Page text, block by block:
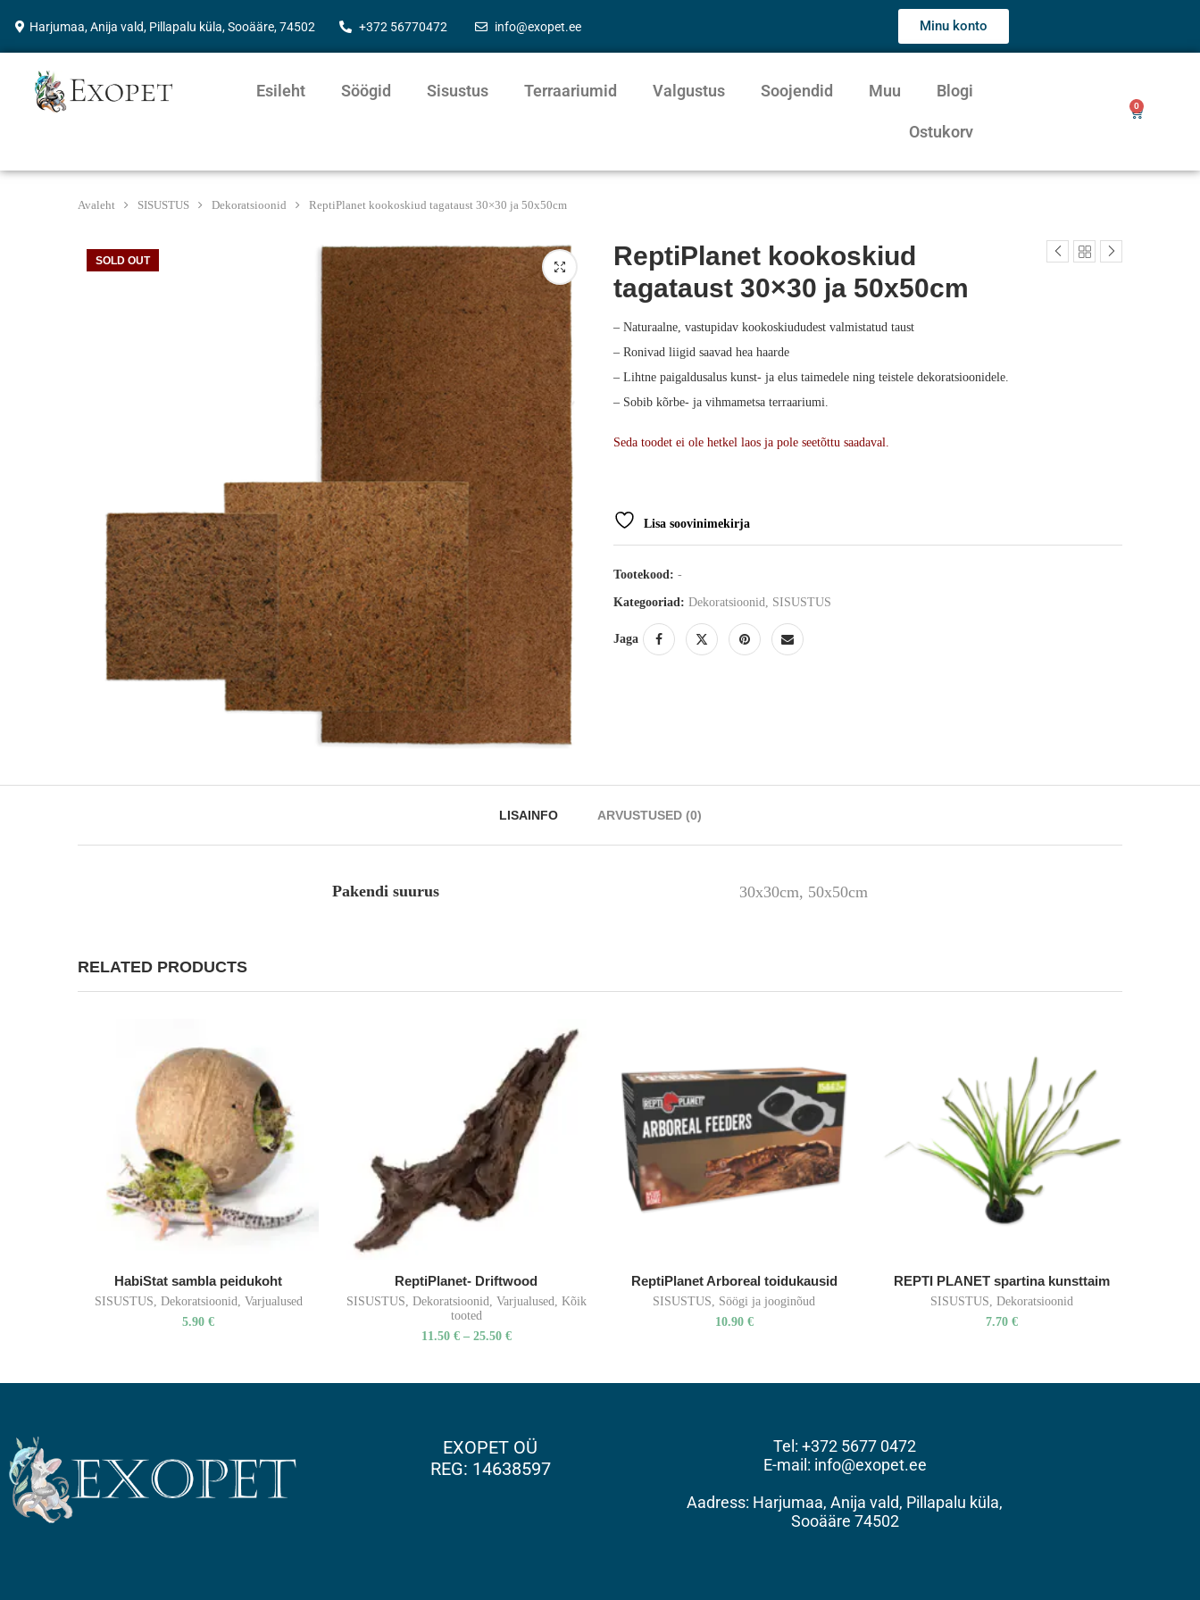
Harjumaa, Anija vald, Pillapalu küla, Sooääre, 74502 +372 56770472 info@exopet.ee Minu konto
Esileht Söögid Sisustus Terraariumid Valgustus Soojendid Muu Blogi
Ostukorv
0
Avaleht SISUSTUS Dekoratsioonid ReptiPlanet kookoskiud tagataust 30×30 ja 50x50cm
SOLD OUT
ReptiPlanet kookoskiud
tagataust 30×30 ja 50x50cm
– Naturaalne, vastupidav kookoskiududest valmistatud taust
– Ronivad liigid saavad hea haarde
– Lihtne paigaldusalus kunst- ja elus taimedele ning teistele dekoratsioonidele.
– Sobib kõrbe- ja vihmametsa terraariumi.
Seda toodet ei ole hetkel laos ja pole seetõttu saadaval.
Lisa soovinimekirja
Tootekood: -
Kategooriad: Dekoratsioonid, SISUSTUS
Jaga
LISAINFO ARVUSTUSED (0)
Pakendi suurus 30x30cm, 50x50cm
RELATED PRODUCTS
HabiStat sambla peidukoht
SISUSTUS, Dekoratsioonid, Varjualused
5.90 €
ReptiPlanet- Driftwood
SISUSTUS, Dekoratsioonid, Varjualused, Kõik
tooted
11.50 € – 25.50 €
ReptiPlanet Arboreal toidukausid
SISUSTUS, Söögi ja jooginõud
10.90 €
REPTI PLANET spartina kunsttaim
SISUSTUS, Dekoratsioonid
7.70 €
EXOPET OÜ
REG: 14638597
Tel: +372 5677 0472
E-mail: info@exopet.ee
Aadress: Harjumaa, Anija vald, Pillapalu küla,
Sooääre 74502